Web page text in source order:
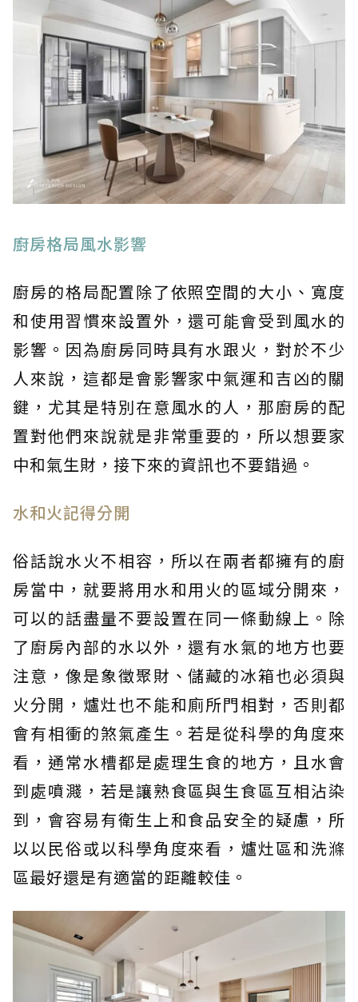
廚房格局風水影響
廚房的格局配置除了依照空間的大小、寬度
和使用習慣來設置外，還可能會受到風水的
影響。因為廚房同時具有水跟火，對於不少
人來說，這都是會影響家中氣運和吉凶的關
鍵，尤其是特別在意風水的人，那廚房的配
置對他們來說就是非常重要的，所以想要家
中和氣生財，接下來的資訊也不要錯過。
水和火記得分開
俗話說水火不相容，所以在兩者都擁有的廚
房當中，就要將用水和用火的區域分開來，
可以的話盡量不要設置在同一條動線上。除
了廚房內部的水以外，還有水氣的地方也要
注意，像是象徵聚財、儲藏的冰箱也必須與
火分開，爐灶也不能和廁所門相對，否則都
會有相衝的煞氣產生。若是從科學的角度來
看，通常水槽都是處理生食的地方，且水會
到處噴濺，若是讓熟食區與生食區互相沾染
到，會容易有衛生上和食品安全的疑慮，所
以以民俗或以科學角度來看，爐灶區和洗滌
區最好還是有適當的距離較佳。